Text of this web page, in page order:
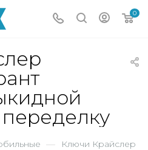
0
— Ключи Крайслер